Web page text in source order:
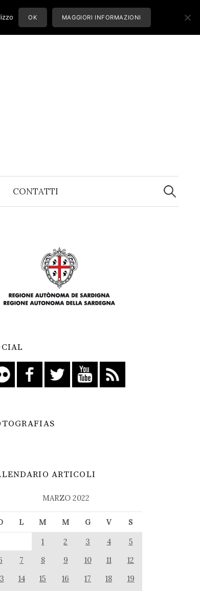
CONTATTI
Ricerca
per:
ARTICOLI
MARZO 2022
L M M G V
S
1
2 3 4
5
7 8 9 10 11
12
14 15 16 17 18
19
OK MAGGIORI INFORMAZIONI